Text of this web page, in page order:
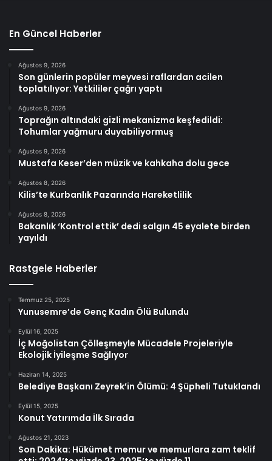
En Güncel Haberler
Ağustos 9, 2026
Son günlerin popüler meyvesi raflardan acilen
toplatılıyor: Yetkililer çağrı yaptı
Ağustos 9, 2026
Toprağın altındaki gizli mekanizma keşfedildi:
Tohumlar yağmuru duyabiliyormuş
Ağustos 9, 2026
Mustafa Keser’den müzik ve kahkaha dolu gece
Ağustos 8, 2026
Kilis’te Kurbanlık Pazarında Hareketlilik
Ağustos 8, 2026
Bakanlık ‘Kontrol ettik’ dedi salgın 45 eyalete birden
yayıldı
Rastgele Haberler
Temmuz 25, 2025
Yunusemre’de Genç Kadın Ölü Bulundu
Eylül 16, 2025
İç Moğolistan Çölleşmeyle Mücadele Projeleriyle
Ekolojik İyileşme Sağlıyor
Haziran 14, 2025
Belediye Başkanı Zeyrek’in Ölümü: 4 Şüpheli Tutuklandı
Eylül 15, 2025
Konut Yatırımda İlk Sırada
Ağustos 21, 2023
Son Dakika: Hükümet memur ve memurlara zam teklif